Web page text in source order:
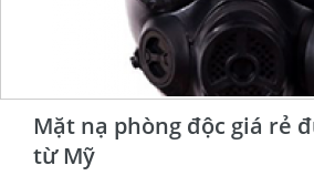
Mặt nạ phòng độc giá rẻ
từ Mỹ